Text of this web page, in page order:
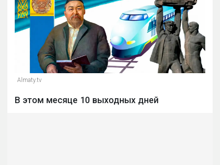
Almaty.tv
В этом месяце 10 выходных дней